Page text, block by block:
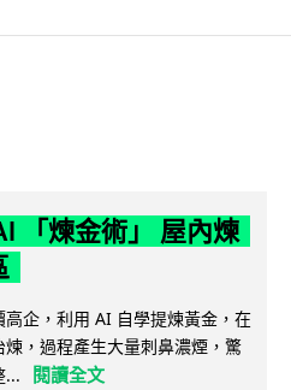
「煉金術」 屋內煉
企，利用 AI 自學提煉黃金，在
，過程產生大量刺鼻濃煙，驚
...
閱讀全文